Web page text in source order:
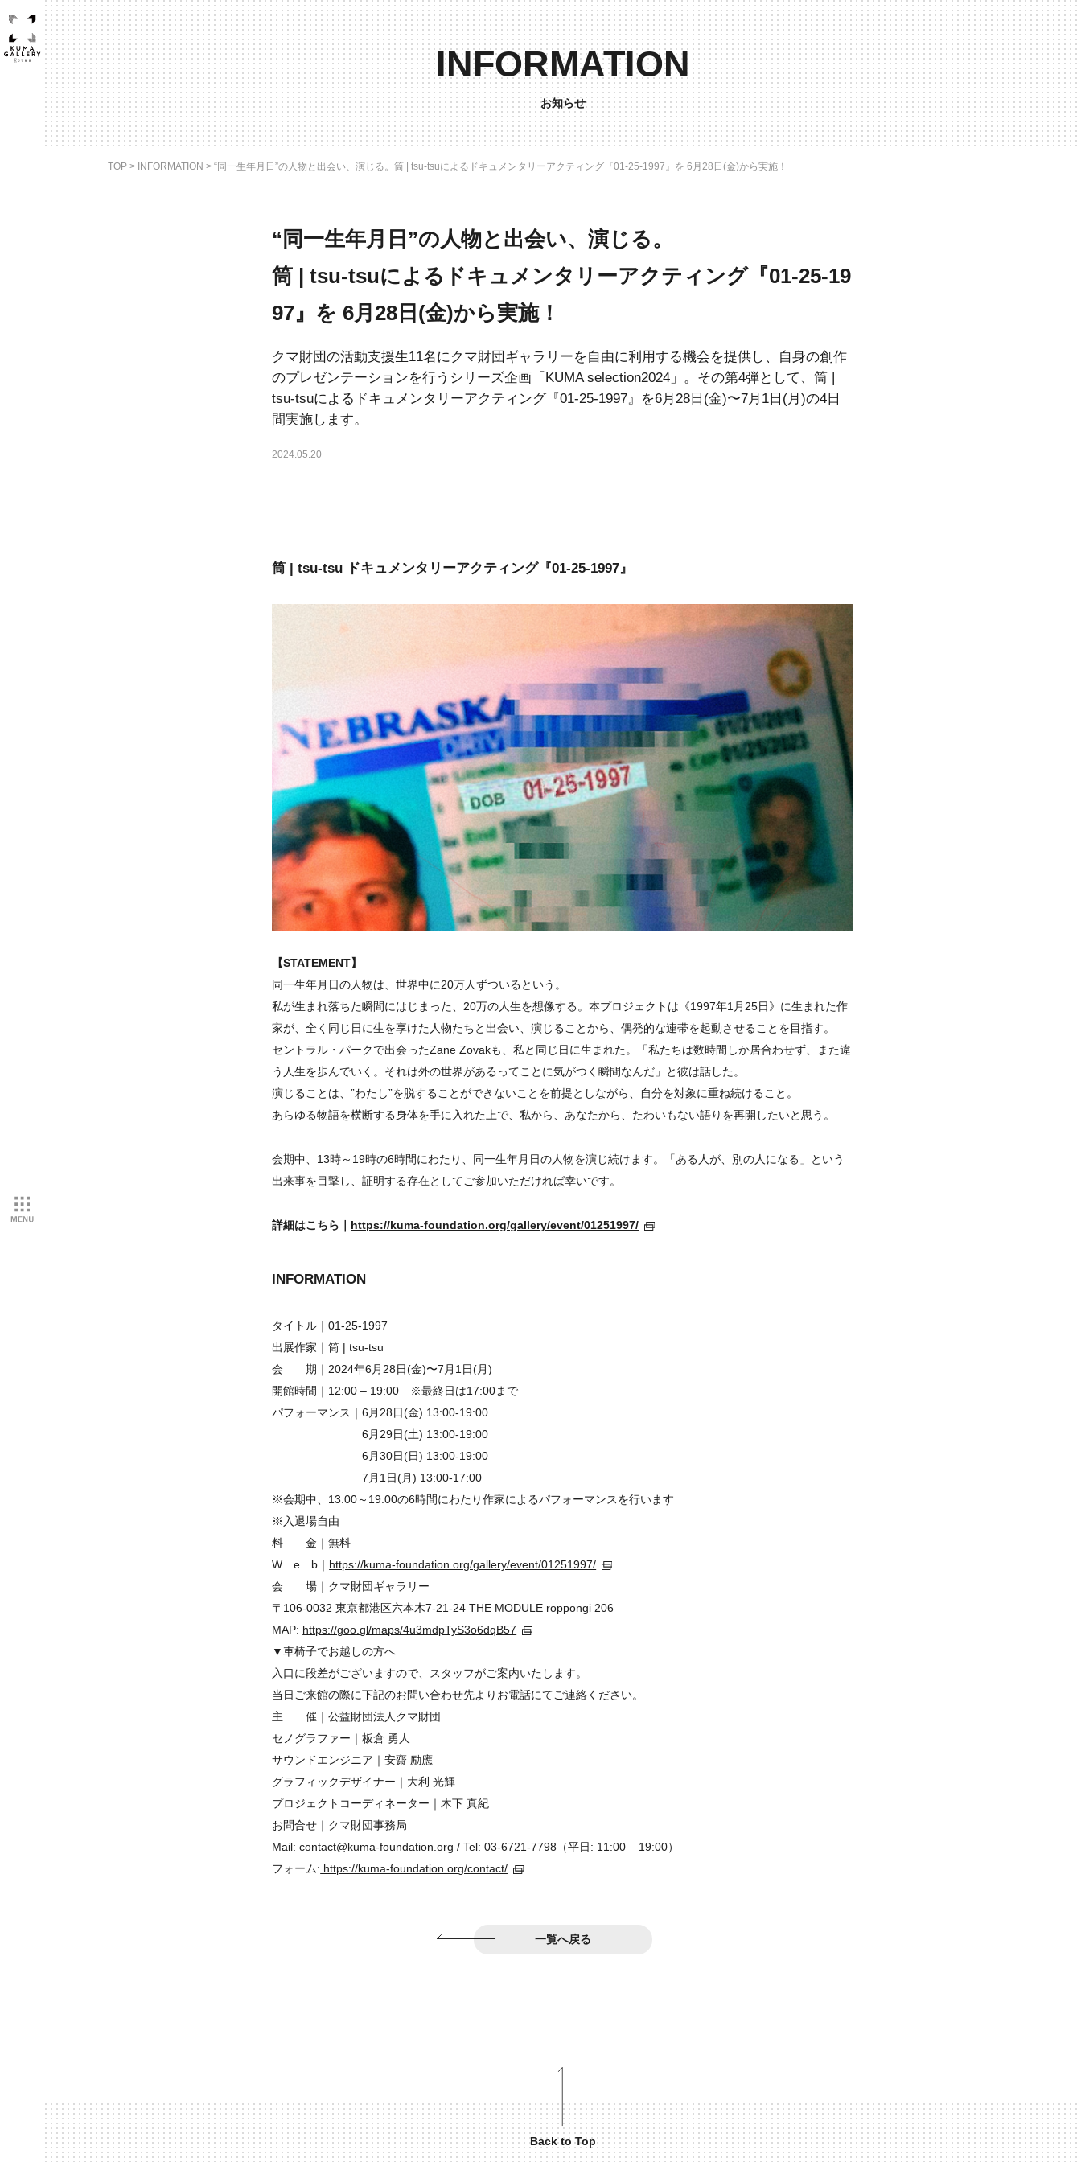
INFORMATION
お知らせ
TOP > INFORMATION >“同一生年月日”の人物と出会い、演じる。筒 | tsu-tsuによるドキュメンタリーアクティング『01-25-1997』を 6月28日(金)から実施！
“同一生年月日”の人物と出会い、演じる。
筒 | tsu-tsuによるドキュメンタリーアクティング『01-25-19
97』を 6月28日(金)から実施！
クマ財団の活動支援生11名にクマ財団ギャラリーを自由に利用する機会を提供し、自身の創作
のプレゼンテーションを行うシリーズ企画「KUMA selection2024」。その第4弾として、筒 |
tsu-tsuによるドキュメンタリーアクティング『01-25-1997』を6月28日(金)〜7月1日(月)の4日
間実施します。
2024.05.20
筒 | tsu-tsu ドキュメンタリーアクティング『01-25-1997』
【STATEMENT】
同一生年月日の人物は、世界中に20万人ずついるという。
私が生まれ落ちた瞬間にはじまった、20万の人生を想像する。本プロジェクトは《1997年1月25日》に生まれた作
家が、全く同じ日に生を享けた人物たちと出会い、演じることから、偶発的な連帯を起動させることを目指す。
セントラル・パークで出会ったZane Zovakも、私と同じ日に生まれた。「私たちは数時間しか居合わせず、また違
う人生を歩んでいく。それは外の世界があるってことに気がつく瞬間なんだ」と彼は話した。
演じることは、”わたし”を脱することができないことを前提としながら、自分を対象に重ね続けること。
あらゆる物語を横断する身体を手に入れた上で、私から、あなたから、たわいもない語りを再開したいと思う。
会期中、13時～19時の6時間にわたり、同一生年月日の人物を演じ続けます。「ある人が、別の人になる」という
出来事を目撃し、証明する存在としてご参加いただければ幸いです。
詳細はこちら｜ https://kuma-foundation.org/gallery/event/01251997/
INFORMATION
タイトル｜01-25-1997
出展作家｜筒 | tsu-tsu
会 期｜ 2024年6月28日(金)〜7月1日(月)
開館時間｜12:00 – 19:00 ※最終日は17:00まで
パフォーマンス｜6月28日(金) 13:00-19:00
6月29日(土) 13:00-19:00
6月30日(日) 13:00-19:00
7月1日(月) 13:00-17:00
※会期中、13:00～19:00の6時間にわたり作家によるパフォーマンスを行います
※入退場自由
料 金｜無料
W e b｜ https://kuma-foundation.org/gallery/event/01251997/
会 場｜クマ財団ギャラリー
〒106-0032 東京都港区六本木7-21-24 THE MODULE roppongi 206
MAP: https://goo.gl/maps/4u3mdpTyS3o6dqB57
▼車椅子でお越しの方へ
入口に段差がございますので、スタッフがご案内いたします。
当日ご来館の際に下記のお問い合わせ先よりお電話にてご連絡ください。
主 催｜公益財団法人クマ財団
セノグラファー｜板倉 勇人
サウンドエンジニア｜安齋 励應
グラフィックデザイナー｜大利 光輝
プロジェクトコーディネーター｜木下 真紀
お問合せ｜クマ財団事務局
Mail: contact@kuma-foundation.org / Tel: 03-6721-7798（平日: 11:00 – 19:00）
フォーム: https://kuma-foundation.org/contact/
一覧へ戻る
Back to Top